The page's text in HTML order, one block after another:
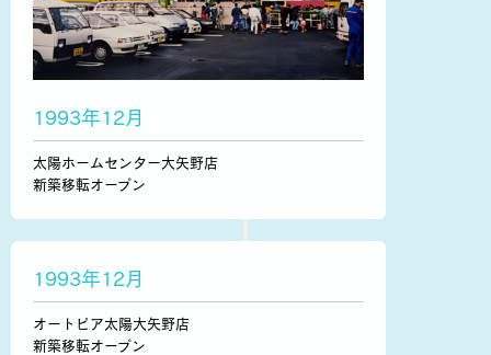
1993年12月
太陽ホームセンター大矢野店
新築移転オープン
1993年12月
オートピア太陽大矢野店
新築移転オープン